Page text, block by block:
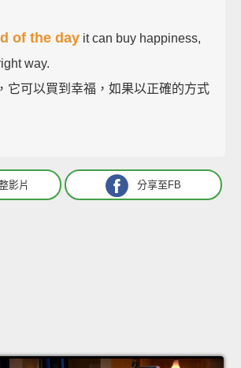
of the day it can buy happiness,
way.
它可以買到幸福，如果以正確的方式
影片 分享至FB